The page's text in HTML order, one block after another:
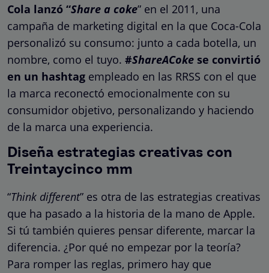
Cola lanzó “Share a coke” en el 2011, una
campaña de marketing digital en la que Coca-Cola
personalizó su consumo: junto a cada botella, un
nombre, como el tuyo. #ShareACoke se convirtió
en un hashtag empleado en las RRSS con el que
la marca reconectó emocionalmente con su
consumidor objetivo, personalizando y haciendo
de la marca una experiencia.
Diseña estrategias creativas con
Treintaycinco mm
“Think different” es otra de las estrategias creativas
que ha pasado a la historia de la mano de Apple.
Si tú también quieres pensar diferente, marcar la
diferencia. ¿Por qué no empezar por la teoría?
Para romper las reglas, primero hay que